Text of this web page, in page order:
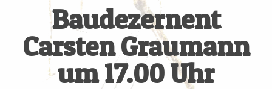
Baudezernent
Carsten Graumann
um 17.00 Uhr